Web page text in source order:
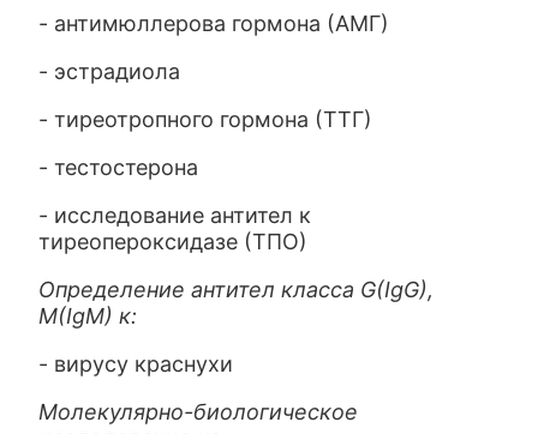
- антимюллерова гормона (АМГ)
- эстрадиола
- тиреотропного гормона (ТТГ)
- тестостерона
- исследование антител к
тиреопероксидазе (ТПО)
Определение антител класса G(IgG),
M(IgM) к:
- вирусу краснухи
Молекулярно-биологическое